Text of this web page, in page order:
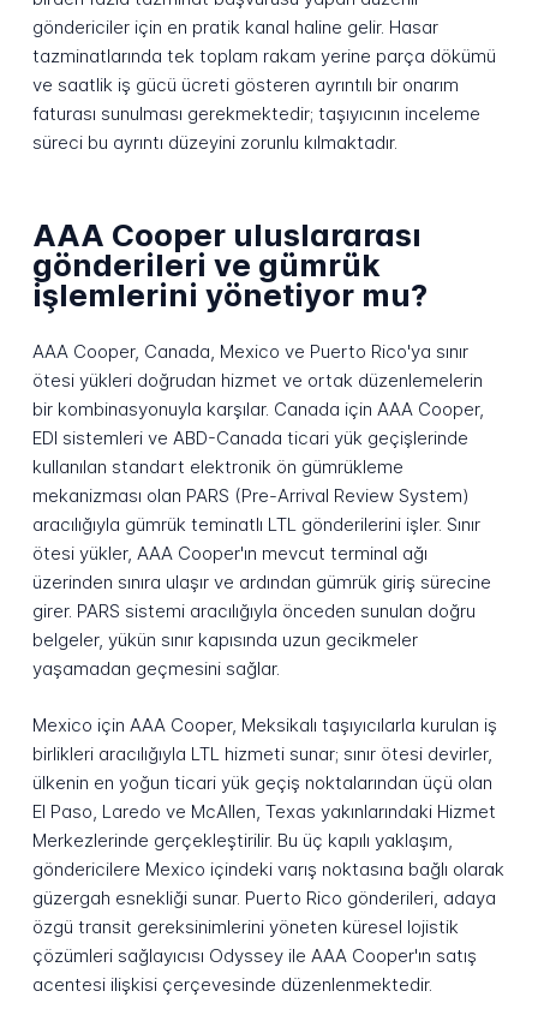
göndericiler için en pratik kanal haline gelir. Hasar
tazminatlarında tek toplam rakam yerine parça dökümü
ve saatlik iş gücü ücreti gösteren ayrıntılı bir onarım
faturası sunulması gerekmektedir; taşıyıcının inceleme
süreci bu ayrıntı düzeyini zorunlu kılmaktadır.
AAA Cooper uluslararası
gönderileri ve gümrük
işlemlerini yönetiyor mu?
AAA Cooper, Canada, Mexico ve Puerto Rico'ya sınır
ötesi yükleri doğrudan hizmet ve ortak düzenlemelerin
bir kombinasyonuyla karşılar. Canada için AAA Cooper,
EDI sistemleri ve ABD-Canada ticari yük geçişlerinde
kullanılan standart elektronik ön gümrükleme
mekanizması olan PARS (Pre-Arrival Review System)
aracılığıyla gümrük teminatlı LTL gönderilerini işler. Sınır
ötesi yükler, AAA Cooper'ın mevcut terminal ağı
üzerinden sınıra ulaşır ve ardından gümrük giriş sürecine
girer. PARS sistemi aracılığıyla önceden sunulan doğru
belgeler, yükün sınır kapısında uzun gecikmeler
yaşamadan geçmesini sağlar.
Mexico için AAA Cooper, Meksikalı taşıyıcılarla kurulan iş
birlikleri aracılığıyla LTL hizmeti sunar; sınır ötesi devirler,
ülkenin en yoğun ticari yük geçiş noktalarından üçü olan
El Paso, Laredo ve McAllen, Texas yakınlarındaki Hizmet
Merkezlerinde gerçekleştirilir. Bu üç kapılı yaklaşım,
göndericilere Mexico içindeki varış noktasına bağlı olarak
güzergah esnekliği sunar. Puerto Rico gönderileri, adaya
özgü transit gereksinimlerini yöneten küresel lojistik
çözümleri sağlayıcısı Odyssey ile AAA Cooper'ın satış
acentesi ilişkisi çerçevesinde düzenlenmektedir.